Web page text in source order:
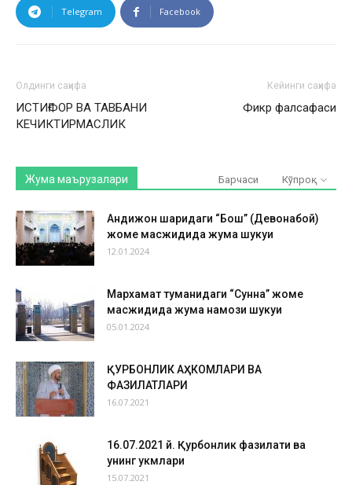
Telegram Facebook
Олдинги саҳифа
ИСТИҒФОР ВА ТАВБАНИ
КЕЧИКТИРМАСЛИК
Кейинги саҳифа
Фикр фалсафаси
Жума маърузалари Барчаси Кўпроқ
Андижон шаҳридаги “Бош” (Девонабой)
жоме масжидида жума шукуҳи
12.01.2024
Мархамат туманидаги “Сунна” жоме
масжидида жума намози шукуҳи
05.01.2024
ҚУРБОНЛИК АҲКОМЛАРИ ВА
ФАЗИЛАТЛАРИ
16.07.2021
16.07.2021 й. Қурбонлик фазилати ва
унинг ҳукмлари
15.07.2021